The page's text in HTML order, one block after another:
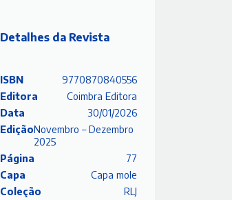
Detalhes da Revista
ISBN
9770870840556
Editora
Coimbra Editora
Data
30/01/2026
EdiçãoNovembro – Dezembro
2025
Página
77
Capa
Capa mole
Coleção
RLJ